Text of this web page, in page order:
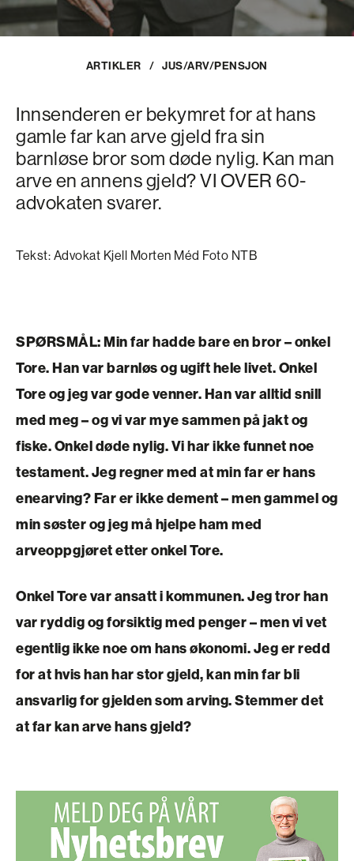
ARTIKLER / JUS/ARV/PENSJON
Innsenderen er bekymret for at hans
gamle far kan arve gjeld fra sin
barnløse bror som døde nylig. Kan man
arve en annens gjeld? VI OVER 60-
advokaten svarer.
Tekst: Advokat Kjell Morten Méd Foto NTB
SPØRSMÅL:Min far hadde bare en bror – onkel
Tore. Han var barnløs og ugift hele livet. Onkel
Tore og jeg var gode venner. Han var alltid snill
med meg – og vi var mye sammen på jakt og
fiske. Onkel døde nylig. Vi har ikke funnet noe
testament. Jeg regner med at min far er hans
enearving? Far er ikke dement – men gammel og
min søster og jeg må hjelpe ham med
arveoppgjøret etter onkel Tore.
Onkel Tore var ansatt i kommunen. Jeg tror han
var ryddig og forsiktig med penger – men vi vet
egentlig ikke noe om hans økonomi. Jeg er redd
for at hvis han har stor gjeld, kan min far bli
ansvarlig for gjelden som arving. Stemmer det
at far kan arve hans gjeld?